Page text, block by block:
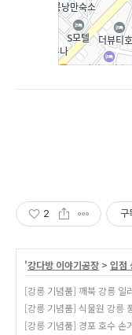
2 구
'강다방 이야기공장 > 입점
[강릉 기념품] 깨북 강릉 일
[강릉 기념품] 식물원 강릉
[강릉 기념품] 경포 호수 손